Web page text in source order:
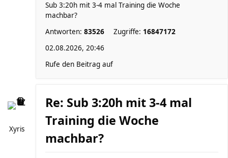
Sub 3:20h mit 3-4 mal Training die Woche
machbar?
Antworten: 83526 Zugriffe: 16847172
02.08.2026, 20:46
Rufe den Beitrag auf
Xyris
Re: Sub 3:20h mit 3-4 mal
Training die Woche
machbar?